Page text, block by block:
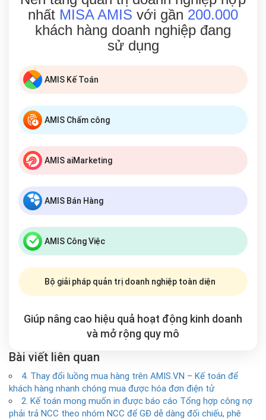
nhất MISA AMIS với gần 200.000
khách hàng doanh nghiệp đang
sử dụng
AMIS Kế Toán
AMIS Chấm công
AMIS aiMarketing
AMIS Bán Hàng
AMIS Công Việc
Bộ giải pháp quản trị doanh nghiệp toàn diện
Giúp nâng cao hiệu quả hoạt động kinh doanh
và mở rộng quy mô
Bài viết liên quan
4. Thay đổi luồng mua hàng trên AMIS.VN – Kế toán để
khách hàng nhanh chóng mua được hóa đơn điện tử
2. Kế toán mong muốn in được báo cáo Tổng hợp công nợ
phải trả NCC theo nhóm NCC để GĐ dễ dàng đối chiếu, phê